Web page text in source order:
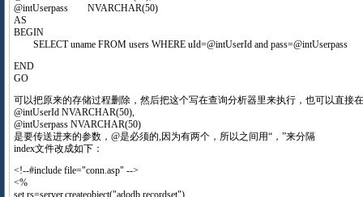
@intUserpass NVARCHAR(50)
AS
BEGIN
SELECT uname FROM users WHERE uId=@intUserId and pass=@intUserpass
END
GO
可以把原来的存储过程删除，然后把这个写在查询分析器里来执行，也可以直接
@intUserId NVARCHAR(50),
@intUserpass NVARCHAR(50)
是要传送进来的参数，@是必须的,因为有两个，所以之间用“，”来分隔
index文件改成如下：
<!--#include file="conn.asp" -->
<%
set rs=server.createobject("adodb.recordset")